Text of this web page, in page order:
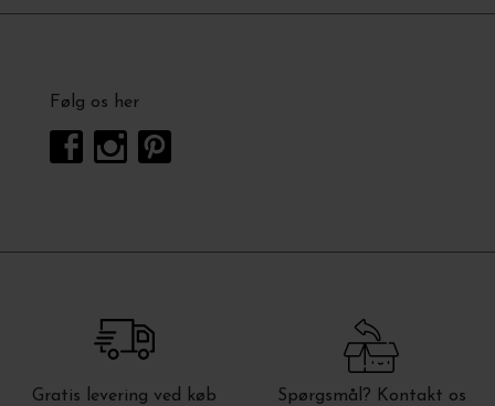
Følg os her
Gratis levering ved køb
Spørgsmål? Kontakt os